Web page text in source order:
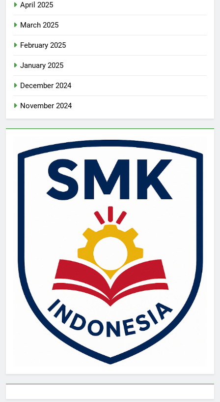
April 2025
March 2025
February 2025
January 2025
December 2024
November 2024